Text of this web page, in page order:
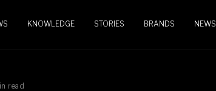
KNOWLEDGE STORIES BRANDS NEWS
read